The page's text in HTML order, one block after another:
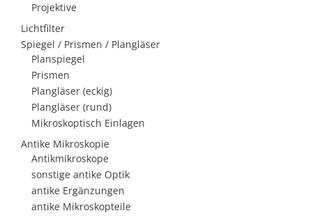
Projektive
Lichtfilter
Spiegel / Prismen / Plangläser
Planspiegel
Prismen
Plangläser (eckig)
Plangläser (rund)
Mikroskoptisch Einlagen
Antike Mikroskopie
Antikmikroskope
sonstige antike Optik
antike Ergänzungen
antike Mikroskopteile